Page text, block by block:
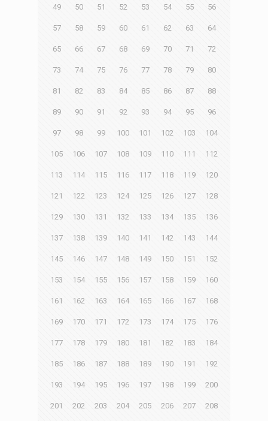
49 50 51 52 53 54 55 56
57 58 59 60 61 62 63 64
65 66 67 68 69 70 71 72
73 74 75 76 77 78 79 80
81 82 83 84 85 86 87 88
89 90 91 92 93 94 95 96
97 98 99 100 101 102 103 104
105 106 107 108 109 110 111 112
113 114 115 116 117 118 119 120
121 122 123 124 125 126 127 128
129 130 131 132 133 134 135 136
137 138 139 140 141 142 143 144
145 146 147 148 149 150 151 152
153 154 155 156 157 158 159 160
161 162 163 164 165 166 167 168
169 170 171 172 173 174 175 176
177 178 179 180 181 182 183 184
185 186 187 188 189 190 191 192
193 194 195 196 197 198 199 200
201 202 203 204 205 206 207 208